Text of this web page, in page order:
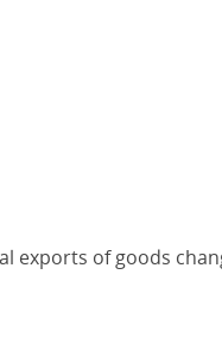
exports of goods